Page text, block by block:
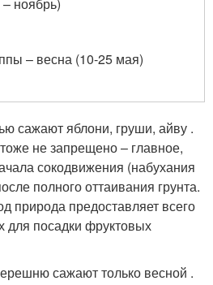
ноябрь)
– весна (10-25 мая)
сажают яблони, груши, айву .
не запрещено – главное,
сокодвижения (набухания
полного оттаивания грунта.
природа предоставляет всего
для посадки фруктовых
сажают только весной .